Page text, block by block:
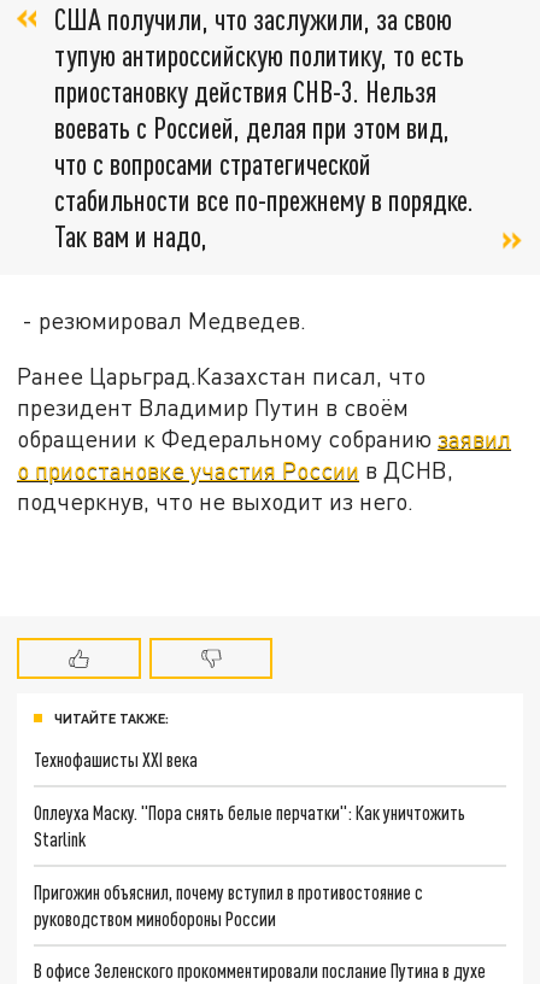
США получили, что заслужили, за свою
тупую антироссийскую политику, то есть
приостановку действия СНВ-3. Нельзя
воевать с Россией, делая при этом вид,
что с вопросами стратегической
стабильности все по-прежнему в порядке.
Так вам и надо,
- резюмировал Медведев.
Ранее Царьград.Казахстан писал, что
президент Владимир Путин в своём
обращении к Федеральному собраниюзаявил
о приостановке участия России в ДСНВ,
подчеркнув, что не выходит из него.
ЧИТАЙТЕ ТАКЖЕ:
Технофашисты XXI века
Оплеуха Маску. "Пора снять белые перчатки": Как уничтожить
Starlink
Пригожин объяснил, почему вступил в противостояние с
руководством минобороны России
В офисе Зеленского прокомментировали послание Путина в духе